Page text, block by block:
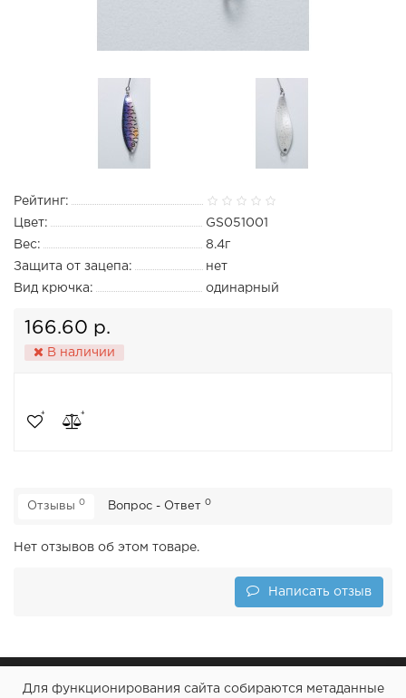
Рейтинг:
Цвет:
GS051001
Вес:
8.4г
Защита от зацепа:
нет
Вид крючка:
одинарный
166.60 р.
В наличии
Отзывы 0 Вопрос - Ответ 0
Нет отзывов об этом товаре.
Написать отзыв
Для функционирования сайта собираются метаданные